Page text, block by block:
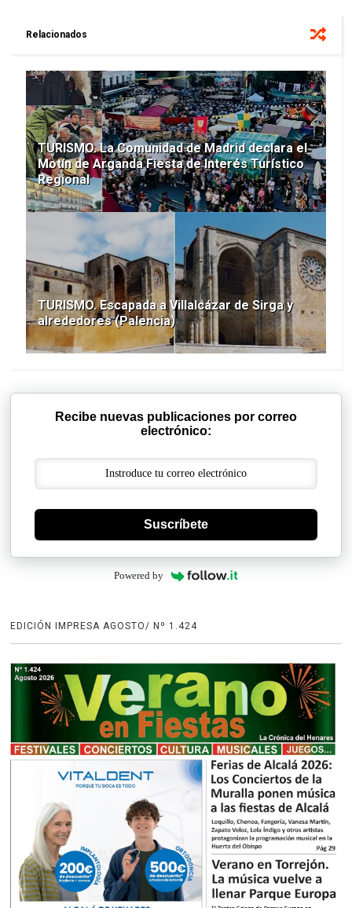
Relacionados
TURISMO. La Comunidad de Madrid declara el
Motín de Arganda Fiesta de Interés Turístico
Regional
TURISMO. Escapada a Villalcázar de Sirga y
alrededores (Palencia)
Recibe nuevas publicaciones por correo
electrónico:
Suscríbete
Powered by
EDICIÓN IMPRESA AGOSTO/ Nº 1.424